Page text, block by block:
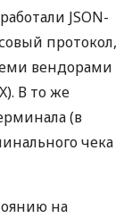
JSON-
протокол,
вендорами
В то же
(в
чека
на